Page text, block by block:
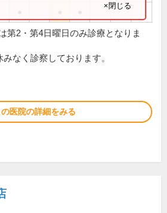
×閉じる
第2・第4日曜日のみ診療となりま
なく診察しております。
の医院の詳細をみる